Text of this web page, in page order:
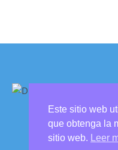
Este sitio web
que obtenga la
sitio web.
Leer